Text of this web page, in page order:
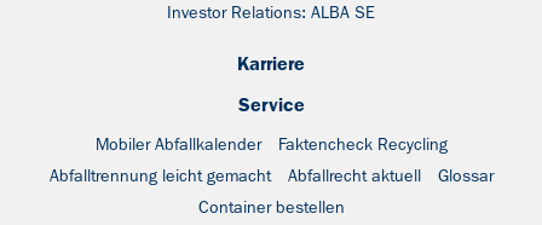
Investor Relations: ALBA SE
Karriere
Service
Mobiler Abfallkalender
Faktencheck Recycling
Abfalltrennung leicht gemacht
Abfallrecht aktuell
Glossar
Container bestellen